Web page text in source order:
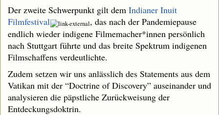
Der zweite Schwerpunkt gilt dem Indianer Inuit
Filmfestival
, das nach der Pandemiepause
endlich wieder indigene Filmemacher*innen persönlich
nach Stuttgart führte und das breite Spektrum indigenen
Filmschaffens verdeutlichte.
Zudem setzen wir uns anlässlich des Statements aus dem
Vatikan mit der “Doctrine of Discovery” auseinander und
analysieren die päpstliche Zurückweisung der
Entdeckungsdoktrin.